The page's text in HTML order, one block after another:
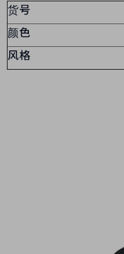
货号
颜色
风格